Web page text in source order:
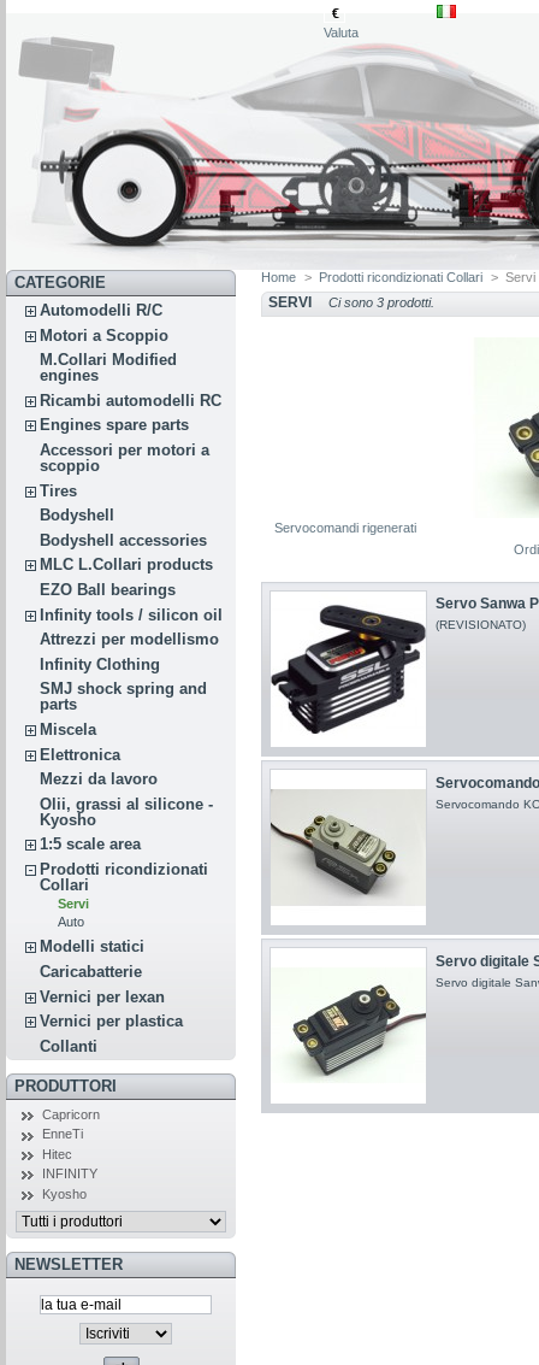
€
Valuta
CATEGORIE
Automodelli R/C
Motori a Scoppio
M.Collari Modified
engines
Ricambi automodelli RC
Engines spare parts
Accessori per motori a
scoppio
Tires
Bodyshell
Bodyshell accessories
MLC L.Collari products
EZO Ball bearings
Infinity tools / silicon oil
Attrezzi per modellismo
Infinity Clothing
SMJ shock spring and
parts
Miscela
Elettronica
Mezzi da lavoro
Olii, grassi al silicone -
Kyosho
1:5 scale area
Prodotti ricondizionati
Collari
Servi
Auto
Modelli statici
Caricabatterie
Vernici per lexan
Vernici per plastica
Collanti
PRODUTTORI
Capricorn
EnneTi
Hitec
INFINITY
Kyosho
NEWSLETTER
Home > Prodotti ricondizionati Collari > Servi
SERVI Ci sono 3 prodotti.
Servocomandi rigenerati
Servo Sanwa
(REVISIONATO)
Servocomando
Servo digitale
Servo digitale